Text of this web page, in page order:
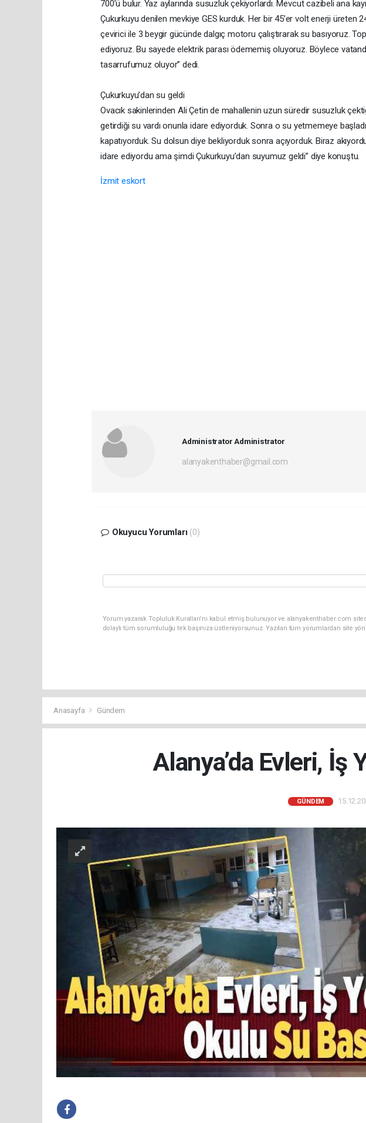
700’ü bulur. Yaz aylarında susuzluk çekiyorlardı. Mevcut cazibeli ana
Çukurkuyu denilen mevkiye GES kurduk. Her bir 45’er volt enerji üreten
çevirici ile 3 beygir gücünde dalgıç motoru çalıştırarak su basıyoruz.
ediyoruz. Bu sayede elektrik parası ödememiş oluyoruz. Böylece
tasarrufumuz oluyor” dedi.
Çukurkuyu’dan su geldi
Ovacık sakinlerinden Ali Çetin de mahallenin uzun süredir susuzluk
getirdiği su vardı onunla idare ediyorduk. Sonra o su yetmemeye
kapatıyorduk. Su dolsun diye bekliyorduk sonra açıyorduk. Biraz
idare ediyordu ama şimdi Çukurkuyu’dan suyumuz geldi” diye konuştu.
İzmit eskort
Administrator Administrator
alanyakenthaber@gmail.com
Okuyucu Yorumları (0)
Yorum yazarak Topluluk Kuralları’nı kabul etmiş bulunuyor ve alanyakenthaber.com
dolaylı tüm sorumluluğu tek başınıza üstleniyorsunuz. Yazılan tüm yorumlardan site
Anasayfa Gündem
Alanya’da Evleri, İş
GÜNDEM